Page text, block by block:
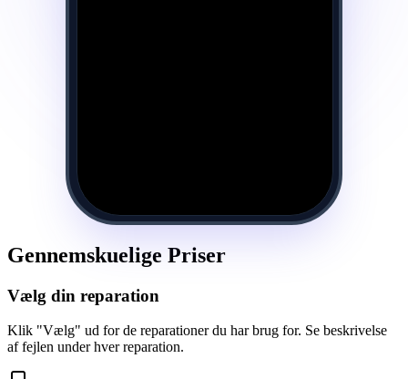
Gennemskuelige Priser
Vælg din reparation
Klik "Vælg" ud for de reparationer du har brug for. Se beskrivelse
af fejlen under hver reparation.